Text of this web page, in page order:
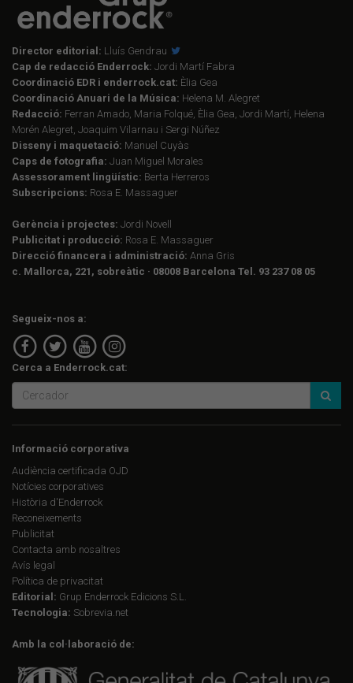
Director editorial: Lluís Gendrau
Cap de redacció Enderrock: Jordi Martí Fabra
Coordinació EDR i enderrock.cat: Èlia Gea
Coordinació Anuari de la Música: Helena M. Alegret
Redacció: Ferran Amado, Maria Folqué, Èlia Gea, Jordi Martí, Helena
Morén Alegret, Joaquim Vilarnau i Sergi Núñez
Disseny i maquetació: Manuel Cuyàs
Caps de fotografia: Juan Miguel Morales
Assessorament lingüístic: Berta Herreros
Subscripcions: Rosa E. Massaguer
Gerència i projectes: Jordi Novell
Publicitat i producció: Rosa E. Massaguer
Direcció financera i administració: Anna Gris
c. Mallorca, 221, sobreàtic · 08008 Barcelona Tel. 93 237 08 05
Segueix-nos a:
Cerca a Enderrock.cat:
Informació corporativa
Audiència certificada OJD
Notícies corporatives
Història d'Enderrock
Reconeixements
Publicitat
Contacta amb nosaltres
Avís legal
Política de privacitat
Editorial: Grup Enderrock Edicions S.L.
Tecnologia: Sobrevia.net
Amb la col·laboració de: